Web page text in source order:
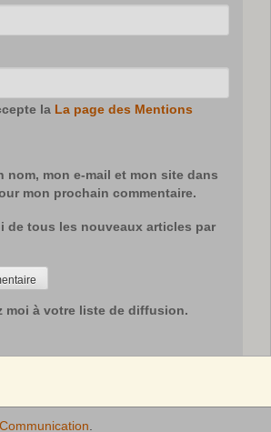
la La page des Mentions
nom, mon e-mail et mon site dans
mon prochain commentaire.
de tous les nouveaux articles par
moi à votre liste de diffusion.
.